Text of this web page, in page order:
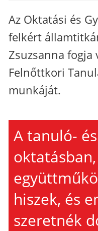
Az Oktatási és
felkért
Zsuzsanna fogja
Felnőttkori
munkáját.
A tanuló-
hiszek, és
szeretnék